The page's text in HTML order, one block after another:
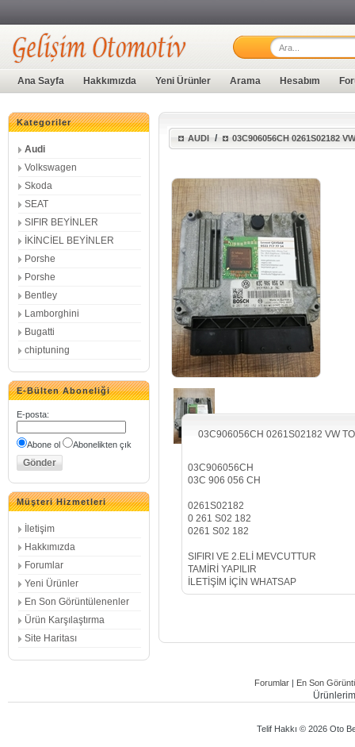
Ana Sayfa Hakkımızda Yeni Ürünler Arama Hesabım
Kategoriler
Audi
Volkswagen
Skoda
SEAT
SIFIR BEYİNLER
İKİNCİEL BEYİNLER
Porshe
Porshe
Bentley
Lamborghini
Bugatti
chiptuning
E-Bülten Aboneliği
E-posta:
Abone ol Abonelikten çık
Müşteri Hizmetleri
İletişim
Hakkımızda
Forumlar
Yeni Ürünler
En Son Görüntülenenler
Ürün Karşılaştırma
Site Haritası
AUDI / 03C906056CH 0261S02182
03C906056CH 0261S02182 VW
03C906056CH
03C 906 056 CH
0261S02182
0 261 S02 182
0261 S02 182
SIFIRI VE 2.ELİ MEVCUTTUR
TAMİRİ YAPILIR
İLETİŞİM İÇİN WHATSAP
Forumlar | En Son
Telif Hakkı © 2026 Oto